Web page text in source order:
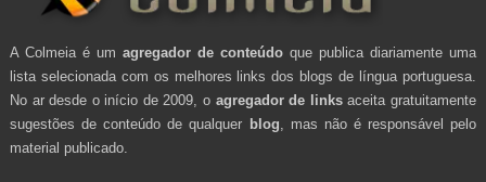
A Colmeia é um agregador de conteúdo que publica diariamente uma
lista selecionada com os melhores links dos blogs de língua portuguesa.
No ar desde o início de 2009, o agregador de linksaceita gratuitamente
sugestões de conteúdo de qualquer blog , mas não é responsável pelo
material publicado.